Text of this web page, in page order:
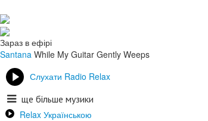
Зараз в ефірі
Santana While My Guitar Gently Weeps
Слухати Radio Relax
ще більше музики
Relax Українською